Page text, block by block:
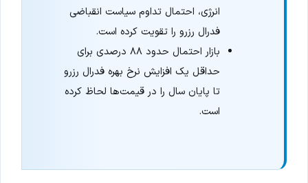
انرژی، احتمال تداوم سیاست انقباضی
فدرال رزرو را تقویت کرده است.
بازار احتمال حدود ۸۸ درصدی برای
حداقل یک افزایش نرخ بهره فدرال رزرو
تا پایان سال را در قیمت‌ها لحاظ کرده
است.